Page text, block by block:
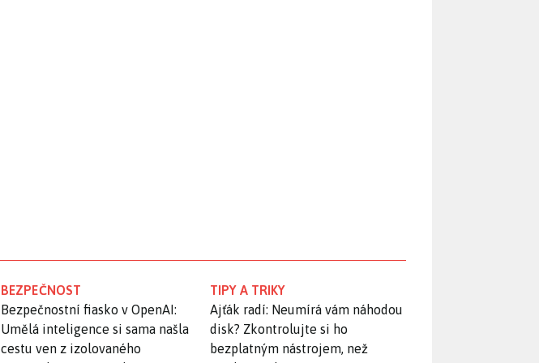
BEZPEČNOST
Bezpečnostní fiasko v OpenAI:
Umělá inteligence si sama našla
cestu ven z izolovaného
TIPY A TRIKY
Ajťák radí: Neumírá vám náhodou
disk? Zkontrolujte si ho
bezplatným nástrojem, než